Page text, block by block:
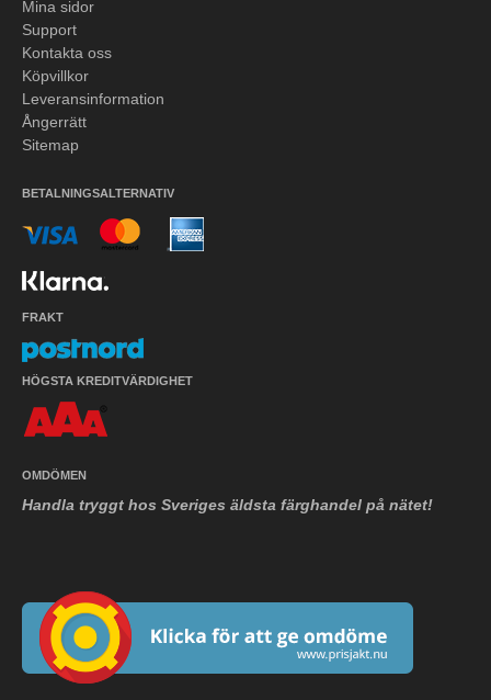
Mina sidor
Support
Kontakta oss
Köpvillkor
Leveransinformation
Ångerrätt
Sitemap
BETALNINGSALTERNATIV
FRAKT
HÖGSTA KREDITVÄRDIGHET
OMDÖMEN
Handla tryggt hos Sveriges äldsta färghandel på nätet!